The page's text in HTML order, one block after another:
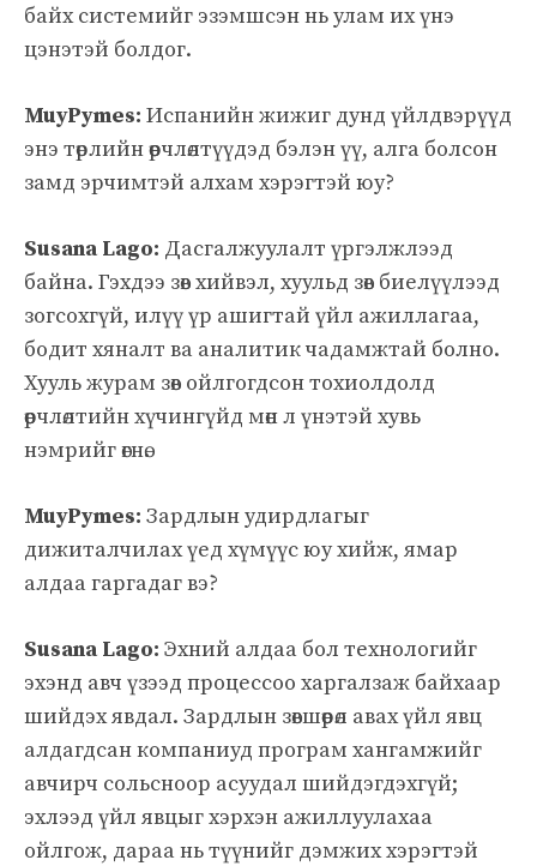
байх системийг эзэмшсэн нь улам их үнэ
цэнэтэй болдог.
MuyPymes: Испанийн жижиг дунд үйлдвэрүүд
энэ төрлийн өөрчлөлтүүдэд бэлэн үү, алга болсон
замд эрчимтэй алхам хэрэгтэй юу?
Susana Lago: Дасгалжуулалт үргэлжлээд
байна. Гэхдээ зөв хийвэл, хуульд зөв биелүүлээд
зогсохгүй, илүү үр ашигтай үйл ажиллагаа,
бодит хяналт ва аналитик чадамжтай болно.
Хууль журам зөв ойлгогдсон тохиолдолд
өөрчлөлтийн хүчингүйд мөн л үнэтэй хувь
нэмрийг өгнө.
MuyPymes: Зардлын удирдлагыг
дижиталчилах үед хүмүүс юу хийж, ямар
алдаа гаргадаг вэ?
Susana Lago: Эхний алдаа бол технологийг
эхэнд авч үзээд процессоо харгалзаж байхаар
шийдэх явдал. Зардлын зөвшөөрөл авах үйл явц
алдагдсан компаниуд програм хангамжийг
авчирч сольсноор асуудал шийдэгдэхгүй;
эхлээд үйл явцыг хэрхэн ажиллуулахаа
ойлгож, дараа нь түүнийг дэмжих хэрэгтэй